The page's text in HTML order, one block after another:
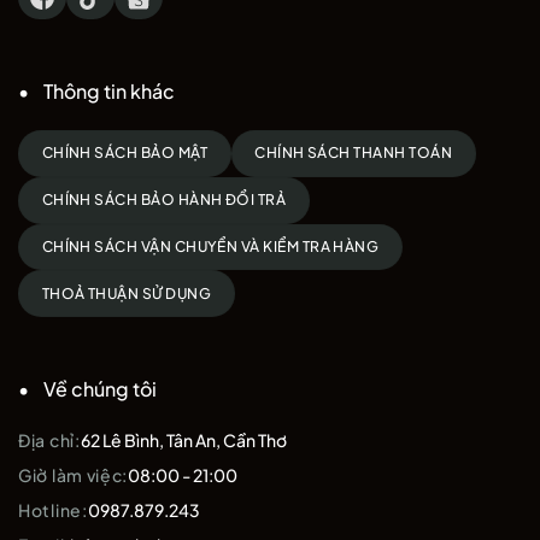
Thông tin khác
CHÍNH SÁCH BẢO MẬT CHÍNH SÁCH THANH TOÁN
CHÍNH SÁCH BẢO HÀNH ĐỔI TRẢ
CHÍNH SÁCH VẬN CHUYỂN VÀ KIỂM TRA HÀNG
THOẢ THUẬN SỬ DỤNG
Về chúng tôi
Địa chỉ:62 Lê Bình, Tân An, Cần Thơ
Giờ làm việc:08:00 - 21:00
Hotline:0987.879.243